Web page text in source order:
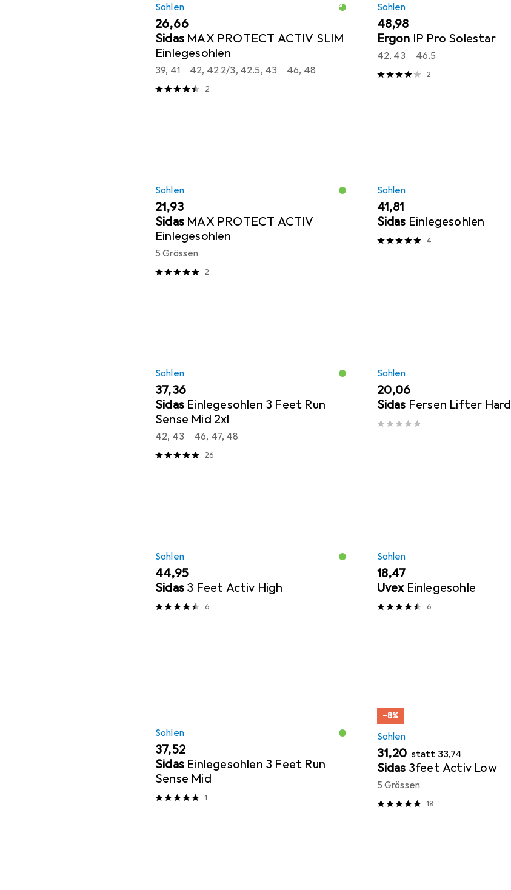
Sohlen
EUR
26,66
Sidas MAX PROTECT ACTIV SLIM
Einlegesohlen
39, 41 42, 42 2/3, 42.5, 43 46, 48
2
Sohlen
EUR
48,98
Ergon IP Pro Solestar
42, 43 46.5
2
Sohlen
EUR
21,93
Sidas MAX PROTECT ACTIV
Einlegesohlen
5 Grössen
2
Sohlen
EUR
41,81
Sidas Einlegesohlen
4
Sohlen
EUR
37,36
Sidas Einlegesohlen 3 Feet Run
Sense Mid 2xl
42, 43 46, 47, 48
26
Sohlen
EUR
20,06
Sidas Fersen Lifter Hard
Sohlen
EUR
44,95
Sidas 3 Feet Activ High
6
Sohlen
EUR
18,47
Uvex Einlegesohle
6
Sohlen
EUR
37,52
Sidas Einlegesohlen 3 Feet Run
Sense Mid
1
−8%
Sohlen
EUR
31,20 statt EUR
33,74
Sidas 3feet Activ Low
5 Grössen
18